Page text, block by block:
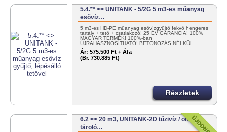
5.4.** <> UNITANK - 5/2G 5 m3-es műanyag
esővíz…
5 m3-es HD-PE műanyag esővízgyűjtő fekvő hengeres
tartály + tető + csatlakozó! 25 ÉV GARANCIA! 100%
MAGYAR TERMÉK! 100%-ban
ÚJRAHASZNOSÍTHATÓ! BETONOZÁS NÉLKÜL…
Ár: 575.500 Ft + Áfa
(Br. 730.885 Ft)
Részletek
6.2 <> 20 m3, UNITANK-2D tűzivíz / oltóvíz
tároló…